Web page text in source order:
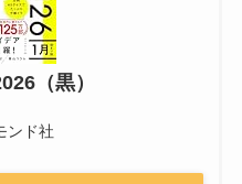
（黒）
ンド社